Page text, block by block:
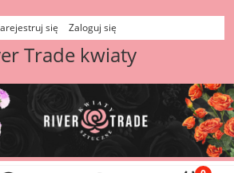
się Zaloguj się
Trade kwiaty